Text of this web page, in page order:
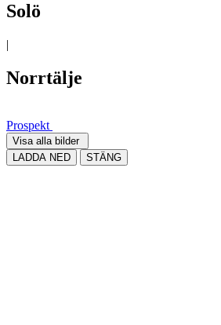
Solö
|
Norrtälje
Prospekt
Visa alla bilder
LADDA NED
STÄNG